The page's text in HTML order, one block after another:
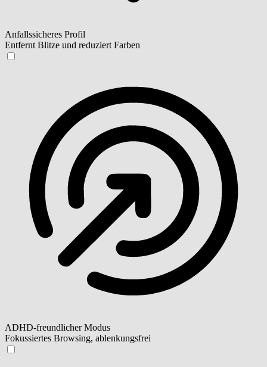
Anfallssicheres Profil
Entfernt Blitze und reduziert Farben
ADHD-freundlicher Modus
Fokussiertes Browsing, ablenkungsfrei